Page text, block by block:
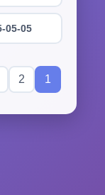
05-05
1
2